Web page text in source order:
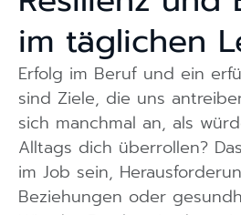
im täglichen
Erfolg im Beruf und ein
sind Ziele, die uns
sich manchmal an, als
Alltags dich überrollen?
im Job sein,
Beziehungen oder